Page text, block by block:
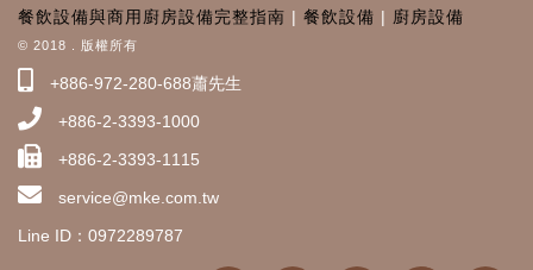
餐飲設備與商用廚房設備完整指南 | 餐飲設備 | 廚房設備
© 2018 . 版權所有
+886-972-280-688蕭先生
+886-2-3393-1000
+886-2-3393-1115
service@mke.com.tw
Line ID：0972289787